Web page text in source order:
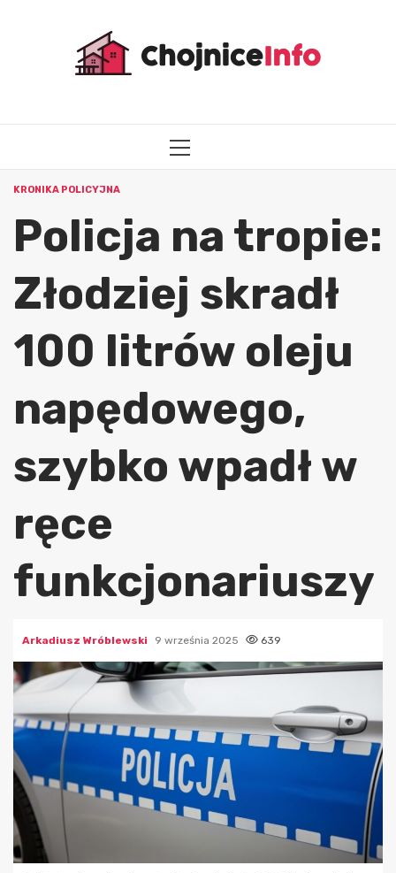
MENU
KRONIKA POLICYJNA
Policja na tropie:
Złodziej skradł
100 litrów oleju
napędowego,
szybko wpadł w
ręce
funkcjonariuszy
Arkadiusz Wróblewski 9 września 2025 639